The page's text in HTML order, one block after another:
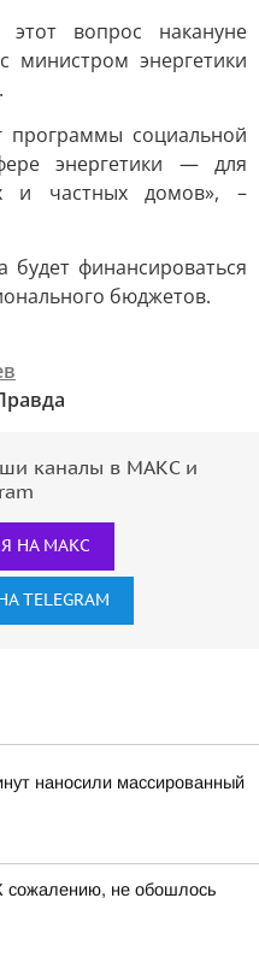
этот вопрос накануне
министром энергетики
программы социальной
энергетики — для
и частных домов», –
финансироваться
бюджетов.
каналы в МАКС и
НА МАКС
TELEGRAM
наносили массированный
сожалению, не обошлось